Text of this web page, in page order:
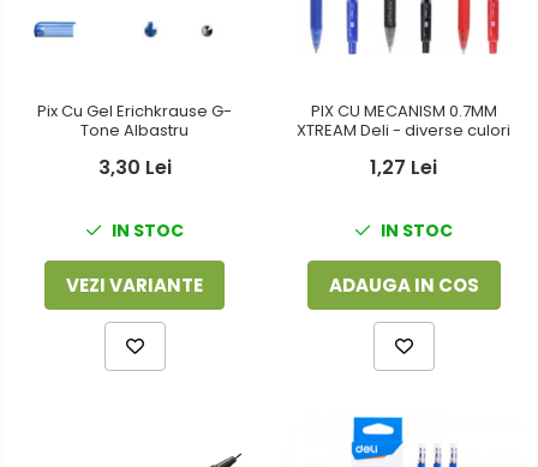
Perforatoare
Tavite pentru Documente
Tusuri si tusiere
Detergenti vase
Europubele
Hartie igienica
Odorizante
Produse din hartie
Prosoape din hartie
Pix Cu Gel Erichkrause G-
Tone Albastru
3,30 Lei
IN STOC
VEZI VARIANTE
PIX CU MECANISM 0.7MM
XTREAM Deli - diverse culori
1,27 Lei
IN STOC
ADAUGA IN COS